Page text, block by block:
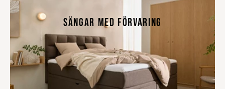
SÄNGAR MED FÖRVARING